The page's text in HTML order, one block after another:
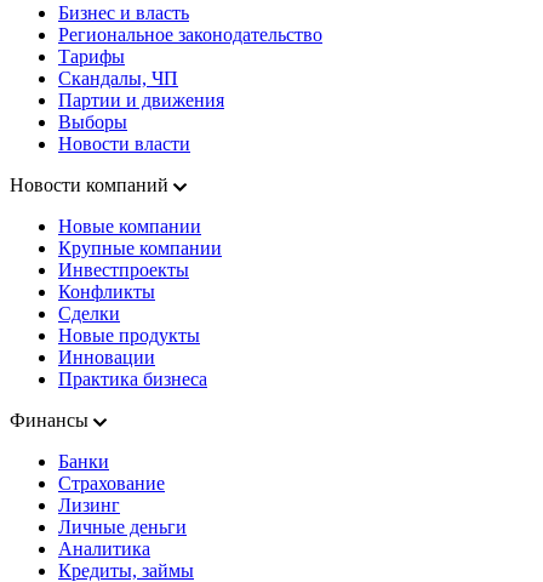
Бизнес и власть
Региональное законодательство
Тарифы
Скандалы, ЧП
Партии и движения
Выборы
Новости власти
Новости компаний
Новые компании
Крупные компании
Инвестпроекты
Конфликты
Сделки
Новые продукты
Инновации
Практика бизнеса
Финансы
Банки
Страхование
Лизинг
Личные деньги
Аналитика
Кредиты, займы